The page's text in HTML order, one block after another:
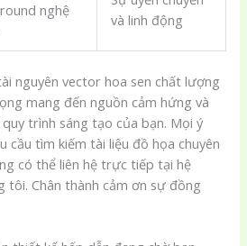
nghệ
và linh động
nguyên vector hoa sen chất lượng
mang đến nguồn cảm hứng và
trình sáng tạo của bạn. Mọi ý
cầu tìm kiếm tài liệu đồ họa chuyên
có thể liên hệ trực tiếp tại hệ
tôi. Chân thành cảm ơn sự đồng